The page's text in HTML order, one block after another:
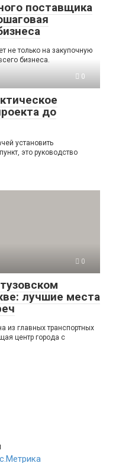
поставщика
не только на закупочную
бизнеса.
0
до
установить
это руководство
0
лучшие места
из главных транспортных
центр города с